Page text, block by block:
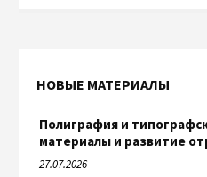
НОВЫЕ МАТЕРИАЛЫ
Полиграфия и
материалы и развитие
27.07.2026